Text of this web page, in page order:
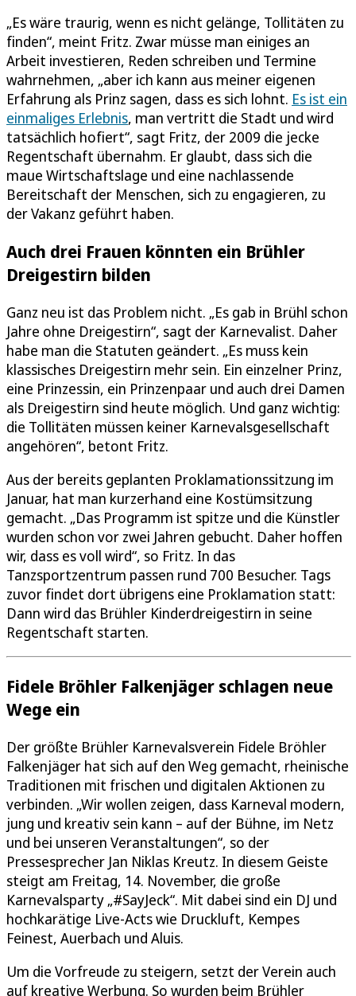
„Es wäre traurig, wenn es nicht gelänge, Tollitäten zu
finden“, meint Fritz. Zwar müsse man einiges an
Arbeit investieren, Reden schreiben und Termine
wahrnehmen, „aber ich kann aus meiner eigenen
Erfahrung als Prinz sagen, dass es sich lohnt. Es ist ein
einmaliges Erlebnis, man vertritt die Stadt und wird
tatsächlich hofiert“, sagt Fritz, der 2009 die jecke
Regentschaft übernahm. Er glaubt, dass sich die
maue Wirtschaftslage und eine nachlassende
Bereitschaft der Menschen, sich zu engagieren, zu
der Vakanz geführt haben.
Auch drei Frauen könnten ein Brühler
Dreigestirn bilden
Ganz neu ist das Problem nicht. „Es gab in Brühl schon
Jahre ohne Dreigestirn“, sagt der Karnevalist. Daher
habe man die Statuten geändert. „Es muss kein
klassisches Dreigestirn mehr sein. Ein einzelner Prinz,
eine Prinzessin, ein Prinzenpaar und auch drei Damen
als Dreigestirn sind heute möglich. Und ganz wichtig:
die Tollitäten müssen keiner Karnevalsgesellschaft
angehören“, betont Fritz.
Aus der bereits geplanten Proklamationssitzung im
Januar, hat man kurzerhand eine Kostümsitzung
gemacht. „Das Programm ist spitze und die Künstler
wurden schon vor zwei Jahren gebucht. Daher hoffen
wir, dass es voll wird“, so Fritz. In das
Tanzsportzentrum passen rund 700 Besucher. Tags
zuvor findet dort übrigens eine Proklamation statt:
Dann wird das Brühler Kinderdreigestirn in seine
Regentschaft starten.
Fidele Bröhler Falkenjäger schlagen neue
Wege ein
Der größte Brühler Karnevalsverein Fidele Bröhler
Falkenjäger hat sich auf den Weg gemacht, rheinische
Traditionen mit frischen und digitalen Aktionen zu
verbinden. „Wir wollen zeigen, dass Karneval modern,
jung und kreativ sein kann – auf der Bühne, im Netz
und bei unseren Veranstaltungen“, so der
Pressesprecher Jan Niklas Kreutz. In diesem Geiste
steigt am Freitag, 14. November, die große
Karnevalsparty „#SayJeck“. Mit dabei sind ein DJ und
hochkarätige Live-Acts wie Druckluft, Kempes
Feinest, Auerbach und Aluis.
Um die Vorfreude zu steigern, setzt der Verein auch
auf kreative Werbung. So wurden beim Brühler